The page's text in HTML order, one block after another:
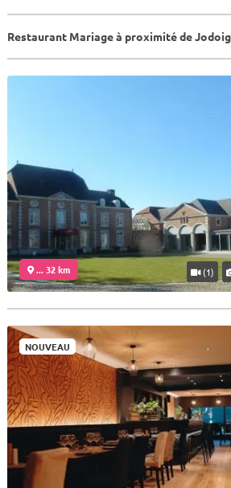
Restaurant Mariage à proximité de
... 32 km (1)
NOUVEAU